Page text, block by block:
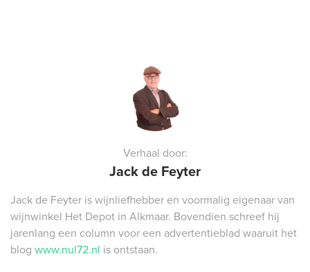
Verhaal door:
Jack de Feyter
Jack de Feyter is wijnliefhebber en voormalig eigenaar van
wijnwinkel Het Depot in Alkmaar. Bovendien schreef hij
jarenlang een column voor een advertentieblad waaruit het
blog www.nul72.nl is ontstaan.